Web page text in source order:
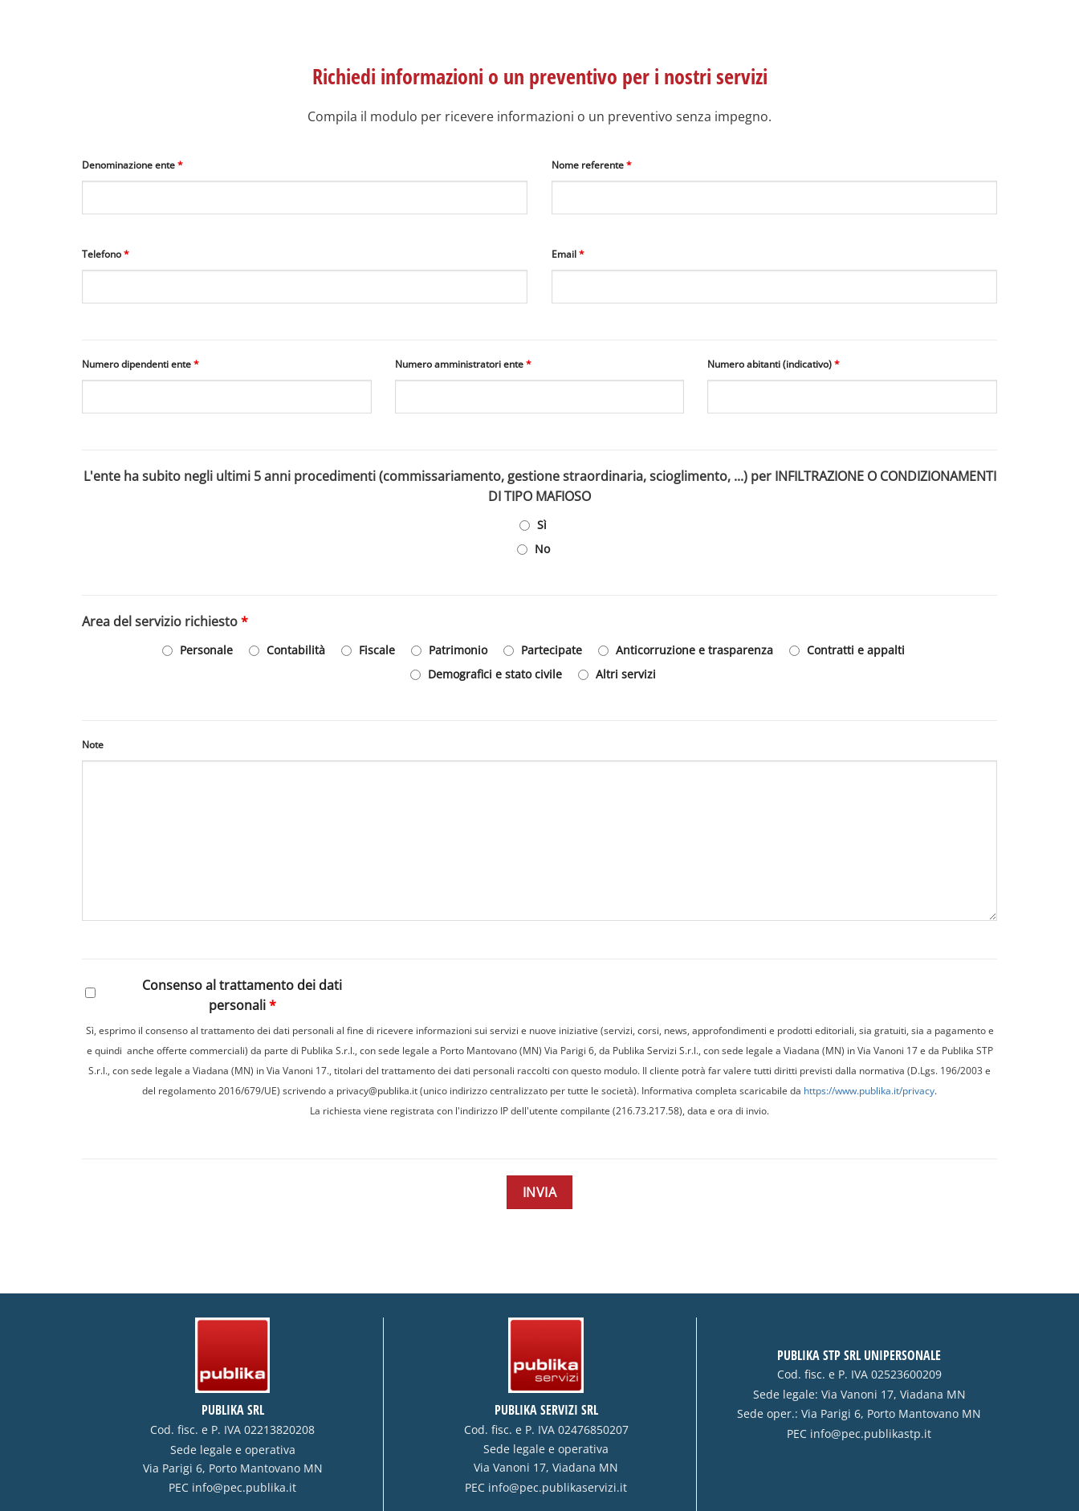
Richiedi informazioni o un preventivo per i nostri servizi
Compila il modulo per ricevere informazioni o un preventivo senza impegno.
Denominazione ente* Nome referente*
Telefono* Email*
Numero dipendenti ente* Numero amministratori ente* Numero abitanti (indicativo)*
L'ente ha subito negli ultimi 5 anni procedimenti (commissariamento, gestione straordinaria, scioglimento, ...) per INFILTRAZIONE O CONDIZIONAMENTI
DI TIPO MAFIOSO
Sì
No
Area del servizio richiesto*
Personale Contabilità Fiscale Patrimonio Partecipate Anticorruzione e trasparenza
Contratti e appalti
Demografici e stato civile
Altri servizi
Note
Consenso al trattamento dei dati
personali*
Sì, esprimo il consenso al trattamento dei dati personali al fine di ricevere informazioni sui servizi e nuove iniziative (servizi, corsi, news, approfondimenti e prodotti editoriali, sia gratuiti, sia a pagamento e
e quindi anche offerte commerciali) da parte di Publika S.r.l., con sede legale a Porto Mantovano (MN) Via Parigi 6, da Publika Servizi S.r.l., con sede legale a Viadana (MN) in Via Vanoni 17 e da Publika STP
S.r.l., con sede legale a Viadana (MN) in Via Vanoni 17., titolari del trattamento dei dati personali raccolti con questo modulo. Il cliente potrà far valere tutti diritti previsti dalla normativa (D.Lgs. 196/2003 e
del regolamento 2016/679/UE) scrivendo a privacy@publika.it (unico indirizzo centralizzato per tutte le società). Informativa completa scaricabile da https://www.publika.it/privacy.
La richiesta viene registrata con l'indirizzo IP dell'utente compilante (216.73.217.58), data e ora di invio.
PUBLIKA SRL
Cod. fisc. e P. IVA 02213820208
Sede legale e operativa
Via Parigi 6, Porto Mantovano MN
PEC info@pec.publika.it
PUBLIKA SERVIZI SRL
Cod. fisc. e P. IVA 02476850207
Sede legale e operativa
Via Vanoni 17, Viadana MN
PEC info@pec.publikaservizi.it
PUBLIKA STP SRL UNIPERSONALE
Cod. fisc. e P. IVA 02523600209
Sede legale: Via Vanoni 17, Viadana MN
Sede oper.: Via Parigi 6, Porto Mantovano MN
PEC info@pec.publikastp.it